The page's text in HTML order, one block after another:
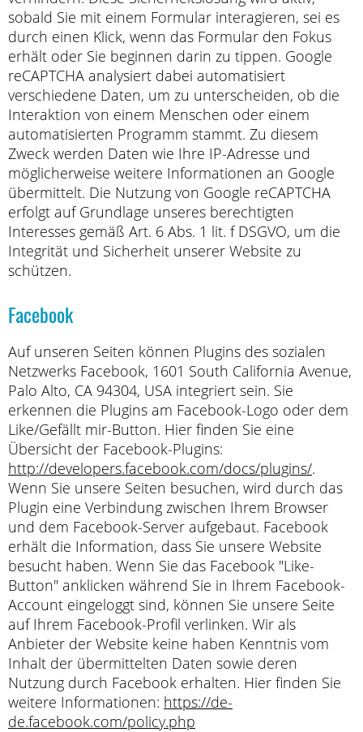
sobald Sie mit einem Formular interagieren, sei es
durch einen Klick, wenn das Formular den Fokus
erhält oder Sie beginnen darin zu tippen. Google
reCAPTCHA analysiert dabei automatisiert
verschiedene Daten, um zu unterscheiden, ob die
Interaktion von einem Menschen oder einem
automatisierten Programm stammt. Zu diesem
Zweck werden Daten wie Ihre IP-Adresse und
möglicherweise weitere Informationen an Google
übermittelt. Die Nutzung von Google reCAPTCHA
erfolgt auf Grundlage unseres berechtigten
Interesses gemäß Art. 6 Abs. 1 lit. f DSGVO, um die
Integrität und Sicherheit unserer Website zu
schützen.
Facebook
Auf unseren Seiten können Plugins des sozialen
Netzwerks Facebook, 1601 South California Avenue,
Palo Alto, CA 94304, USA integriert sein. Sie
erkennen die Plugins am Facebook-Logo oder dem
Like/Gefällt mir-Button. Hier finden Sie eine
Übersicht der Facebook-Plugins:
http://developers.facebook.com/docs/plugins/.
Wenn Sie unsere Seiten besuchen, wird durch das
Plugin eine Verbindung zwischen Ihrem Browser
und dem Facebook-Server aufgebaut. Facebook
erhält die Information, dass Sie unsere Website
besucht haben. Wenn Sie das Facebook "Like-
Button" anklicken während Sie in Ihrem Facebook-
Account eingeloggt sind, können Sie unsere Seite
auf Ihrem Facebook-Profil verlinken. Wir als
Anbieter der Website keine haben Kenntnis vom
Inhalt der übermittelten Daten sowie deren
Nutzung durch Facebook erhalten. Hier finden Sie
weitere Informationen: https://de-
de.facebook.com/policy.php